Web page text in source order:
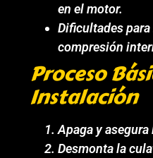
en el motor.
Dificultades
compresión
Proceso
Instalación
Apaga y
Desmonta la